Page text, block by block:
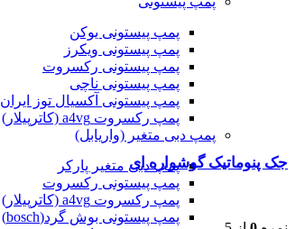
پمپ پیستونی یوکن
پمپ پیستونی ویکرز
پمپ پیستونی رکسروت
پمپ پیستونی ناچی
پمپ پیستونی آکسیال توز ایران
پمپ رکسروت a4vg (کاترپیلار)
پمپ دبی متغیر (واریابل)
پمپ دبی متغیر پارکر
پمپ پیستونی رکسروت
پمپ رکسروت a4vg (کاترپیلار)
پمپ پیستونی بوش گرد(bosch)
جک پنوماتیک گوشواره ای